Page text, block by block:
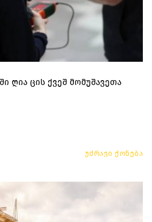
ღია ცის ქვეშ მომუშავეთა
უძრავი ქონება